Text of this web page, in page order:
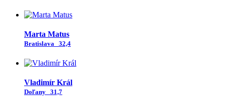
Marta Matus
Bratislava 32,4
Vladimír Král
Doľany 31,7